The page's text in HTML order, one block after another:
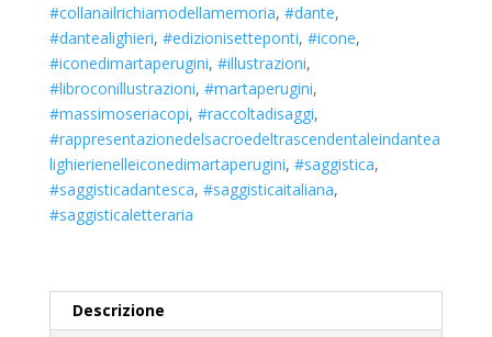
#collanailrichiamodellamemoria, #dante,
#dantealighieri, #edizionisetteponti, #icone,
#iconedimartaperugini, #illustrazioni,
#libroconillustrazioni, #martaperugini,
#massimoseriacopi, #raccoltadisaggi,
#rappresentazionedelsacroedeltrascendentaleindantea
lighierienelleiconedimartaperugini, #saggistica,
#saggisticadantesca, #saggisticaitaliana,
#saggisticaletteraria
Descrizione